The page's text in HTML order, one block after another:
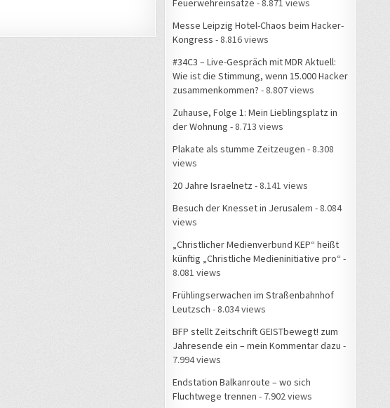
Messe Leipzig Hotel-Chaos beim Hacker-
Kongress - 8.816 views
#34C3 – Live-Gespräch mit MDR Aktuell:
Wie ist die Stimmung, wenn 15.000 Hacker
zusammenkommen? - 8.807 views
Zuhause, Folge 1: Mein Lieblingsplatz in
der Wohnung - 8.713 views
Plakate als stumme Zeitzeugen - 8.308
views
20 Jahre Israelnetz - 8.141 views
Besuch der Knesset in Jerusalem - 8.084
views
„Christlicher Medienverbund KEP“ heißt
künftig „Christliche Medieninitiative pro“ -
8.081 views
Frühlingserwachen im Straßenbahnhof
Leutzsch - 8.034 views
BFP stellt Zeitschrift GEISTbewegt! zum
Jahresende ein – mein Kommentar dazu -
7.994 views
Endstation Balkanroute – wo sich
Fluchtwege trennen - 7.902 views